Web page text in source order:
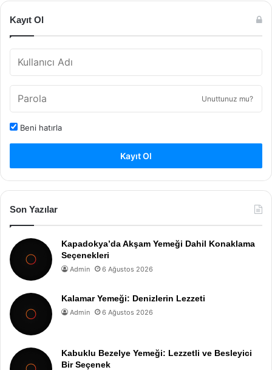
Kayıt Ol
Unuttunuz mu?
Beni hatırla
Kayıt Ol
Son Yazılar
Kapadokya’da Akşam Yemeği Dahil Konaklama
Seçenekleri
Admin 6 Ağustos 2026
Kalamar Yemeği: Denizlerin Lezzeti
Admin 6 Ağustos 2026
Kabuklu Bezelye Yemeği: Lezzetli ve Besleyici
Bir Seçenek